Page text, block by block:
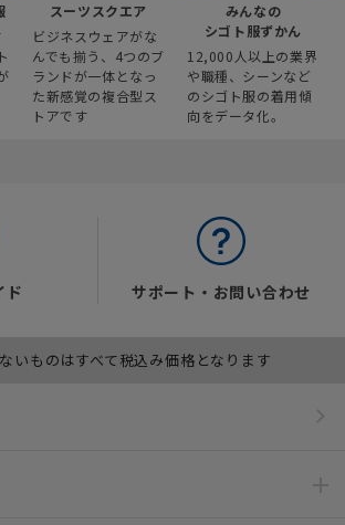
スーツスクエア
ビジネスウェアがな
んでも揃う、4つのブ
ランドが一体となっ
た新感覚の複合型ス
トアです
みんなの
シゴト服ずかん
12,000人以上の業界
や職種、シーンなど
のシゴト服の着用傾
向をデータ化。
ド サポート・お問い合わせ
いものはすべて税込み価格となります